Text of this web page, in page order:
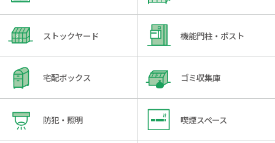
ストックヤード 機能門柱・ポスト
宅配ボックス ゴミ収集庫
防犯・照明 喫煙スペース